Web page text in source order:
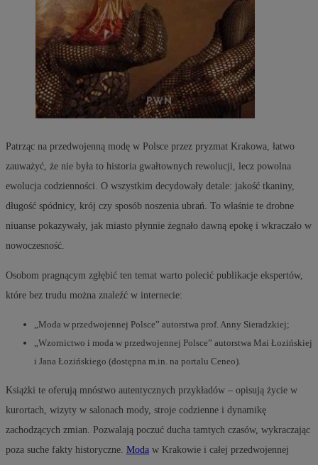
Patrząc na przedwojenną modę w Polsce przez pryzmat Krakowa, łatwo
zauważyć, że nie była to historia gwałtownych rewolucji, lecz powolna
ewolucja codzienności. O wszystkim decydowały detale: jakość tkaniny,
długość spódnicy, krój czy sposób noszenia ubrań. To właśnie te drobne
niuanse pokazywały, jak miasto płynnie żegnało dawną epokę i wkraczało w
nowoczesność.
Osobom pragnącym zgłębić ten temat warto polecić publikacje ekspertów,
które bez trudu można znaleźć w internecie:
„Moda w przedwojennej Polsce” autorstwa prof. Anny Sieradzkiej;
„Wzornictwo i moda w przedwojennej Polsce” autorstwa Mai Łozińskiej
i Jana Łozińskiego (dostępna m.in. na portalu Ceneo).
Książki te oferują mnóstwo autentycznych przykładów – opisują życie w
kurortach, wizyty w salonach mody, stroje codzienne i dynamikę
zachodzących zmian. Pozwalają poczuć ducha tamtych czasów, wykraczając
poza suche fakty historyczne. Moda w Krakowie i całej przedwojennej